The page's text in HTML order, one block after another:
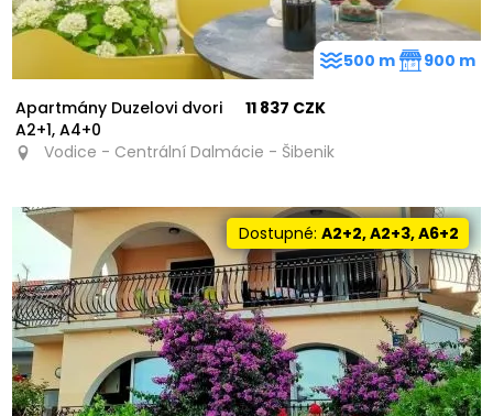
Apartmány Duzelovi dvori
A2+1, A4+0
11 837 CZK
Vodice - Centrální Dalmácie - Šibenik
500 m 900 m
Dostupné:A2+2, A2+3, A6+2